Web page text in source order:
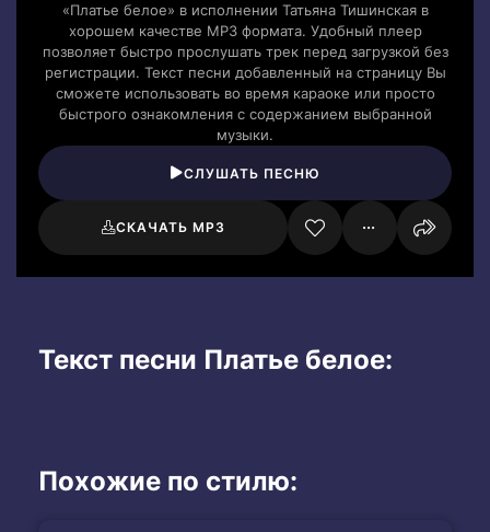
«Платье белое» в исполнении Татьяна Тишинская в
хорошем качестве MP3 формата. Удобный плеер
позволяет быстро прослушать трек перед загрузкой без
регистрации. Текст песни добавленный на страницу Вы
сможете использовать во время караоке или просто
быстрого ознакомления с содержанием выбранной
музыки.
СЛУШАТЬ ПЕСНЮ
СКАЧАТЬ MP3
Текст песни Платье белое:
Похожие по стилю: